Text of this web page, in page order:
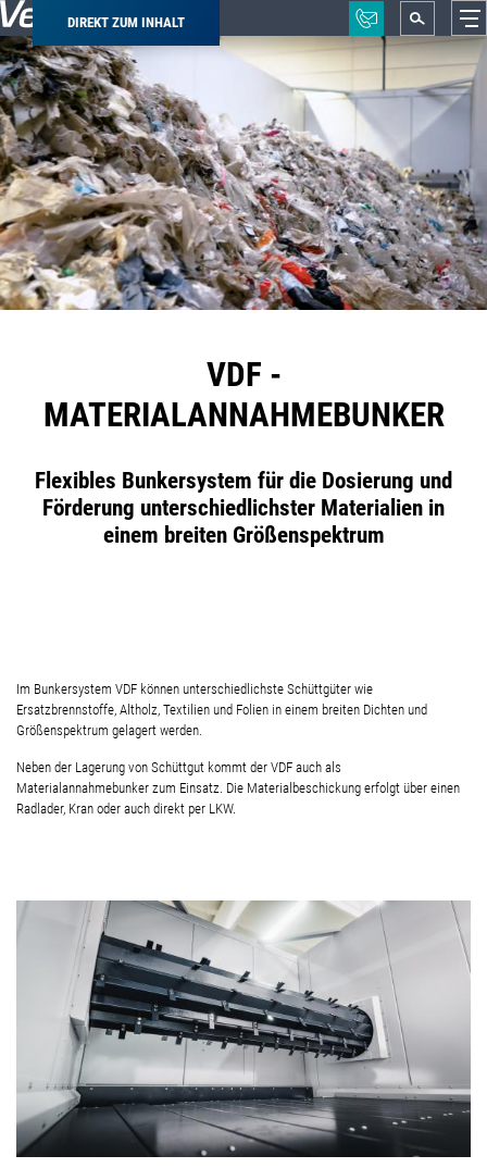
DIREKT ZUM INHALT
Pfadnavigation
VDF -
MATERIALANNAHMEBUNKER
Flexibles Bunkersystem für die Dosierung und
Förderung unterschiedlichster Materialien in
einem breiten Größenspektrum
Im Bunkersystem VDF können unterschiedlichste Schüttgüter wie
Ersatzbrennstoffe, Altholz, Textilien und Folien in einem breiten Dichten und
Größenspektrum gelagert werden.
Neben der Lagerung von Schüttgut kommt der VDF auch als
Materialannahmebunker zum Einsatz. Die Materialbeschickung erfolgt über einen
Radlader, Kran oder auch direkt per LKW.